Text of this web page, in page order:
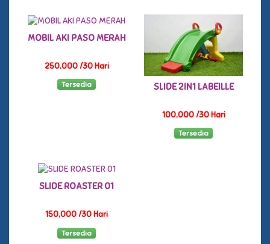
MOBIL AKI PASO MERAH
250,000 /30 Hari
Tersedia SLIDE 2IN1 LABEILLE
100,000 /30 Hari
Tersedia
SLIDE ROASTER 01
150,000 /30 Hari
Tersedia